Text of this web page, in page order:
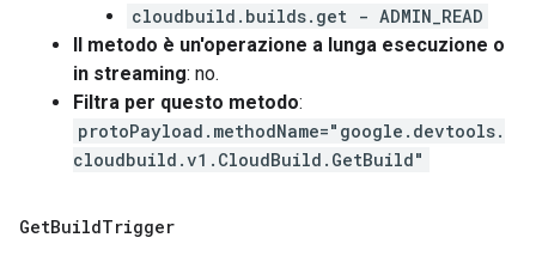
cloudbuild.builds.get - ADMIN_READ
Il metodo è un'operazione a lunga esecuzione o
in streaming: no.
Filtra per questo metodo:
protoPayload.methodName="google.devtools.
cloudbuild.v1.CloudBuild.GetBuild"
GetBuildTrigger